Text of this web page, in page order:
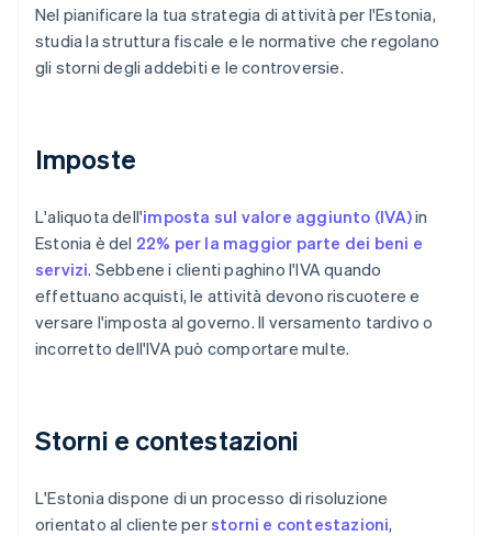
Nel pianificare la tua strategia di attività per l'Estonia,
studia la struttura fiscale e le normative che regolano
gli storni degli addebiti e le controversie.
Imposte
L'aliquota dell'imposta sul valore aggiunto (IVA)in
Estonia è del 22% per la maggior parte dei beni e
servizi. Sebbene i clienti paghino l'IVA quando
effettuano acquisti, le attività devono riscuotere e
versare l'imposta al governo. Il versamento tardivo o
incorretto dell'IVA può comportare multe.
Storni e contestazioni
L'Estonia dispone di un processo di risoluzione
orientato al cliente perstorni e contestazioni,